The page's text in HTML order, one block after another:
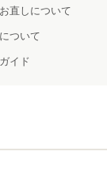
直しについて
ついて
イド